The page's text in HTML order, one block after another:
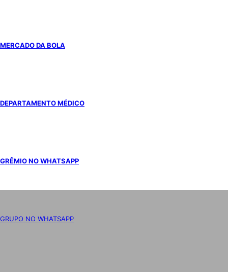
MERCADO DA BOLA
DEPARTAMENTO MÉDICO
GRÊMIO NO WHATSAPP
GRUPO NO WHATSAPP